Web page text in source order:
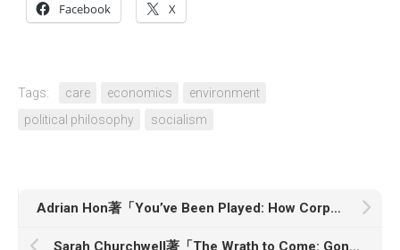
Facebook X
Tags: care economics
environment
political philosophy
socialism
Adrian Hon著「You’ve Been Played: How Corporations, Governments, and Schools Use Games to Control Us All」
Sarah Churchwell著「The Wrath to Come: Gone with the Wind and the Lies America Tells」